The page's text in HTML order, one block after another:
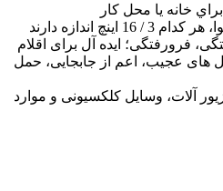
خانه يا محل کار
اندازه دارند
فرورفتگی؛ ايده آل برای اقلام
های عجيب، اعم از جابجايی، حمل
آلات، وسایل کلکسیونی و موارد